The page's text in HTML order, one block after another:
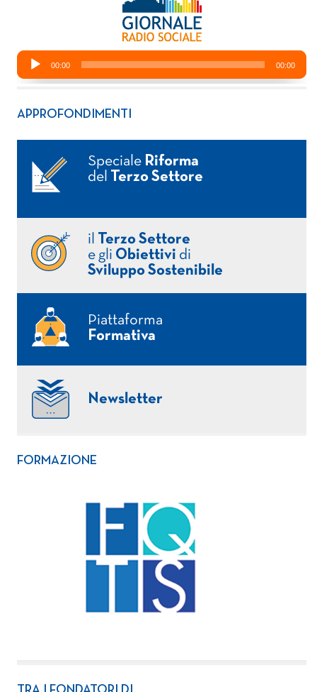
APPROFONDIMENTI
Speciale Riforma
del
Terzo Settore
il
Terzo Settore
e gli Obiettivi di
Sviluppo Sostenibile
Piattaforma
Formativa
Newsletter
FORMAZIONE